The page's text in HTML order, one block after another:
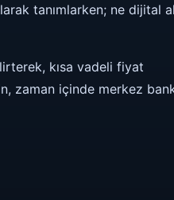
tanımlarken; ne dijital
kısa vadeli fiyat
zaman içinde merkez